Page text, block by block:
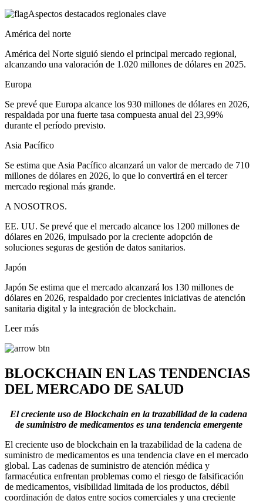
Aspectos destacados regionales clave
América del norte
América del Norte siguió siendo el principal mercado regional,
alcanzando una valoración de 1.020 millones de dólares en 2025.
Europa
Se prevé que Europa alcance los 930 millones de dólares en 2026,
respaldada por una fuerte tasa compuesta anual del 23,99%
durante el período previsto.
Asia Pacífico
Se estima que Asia Pacífico alcanzará un valor de mercado de 710
millones de dólares en 2026, lo que lo convertirá en el tercer
mercado regional más grande.
A NOSOTROS.
EE. UU. Se prevé que el mercado alcance los 1200 millones de
dólares en 2026, impulsado por la creciente adopción de
soluciones seguras de gestión de datos sanitarios.
Japón
Japón Se estima que el mercado alcanzará los 130 millones de
dólares en 2026, respaldado por crecientes iniciativas de atención
sanitaria digital y la integración de blockchain.
Leer más
BLOCKCHAIN ​​EN LAS TENDENCIAS
DEL MERCADO DE SALUD
El creciente uso de Blockchain en la trazabilidad de la cadena
de suministro de medicamentos es una tendencia emergente
El creciente uso de blockchain en la trazabilidad de la cadena de
suministro de medicamentos es una tendencia clave en el mercado
global. Las cadenas de suministro de atención médica y
farmacéutica enfrentan problemas como el riesgo de falsificación
de medicamentos, visibilidad limitada de los productos, débil
coordinación de datos entre socios comerciales y una creciente